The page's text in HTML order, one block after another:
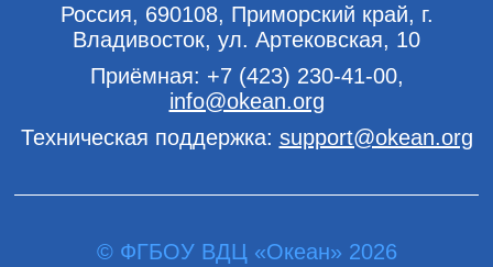
Россия, 690108, Приморский край, г.
Владивосток, ул. Артековская, 10
Приёмная: +7 (423) 230-41-00,
info@okean.org
Техническая поддержка: support@okean.org
© ФГБОУ ВДЦ «Океан» 2026